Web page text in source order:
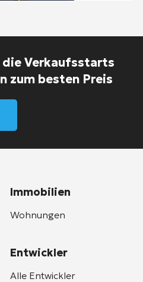
die Verkaufsstarts
zum besten Preis
Immobilien
Wohnungen
Entwickler
Alle Entwickler